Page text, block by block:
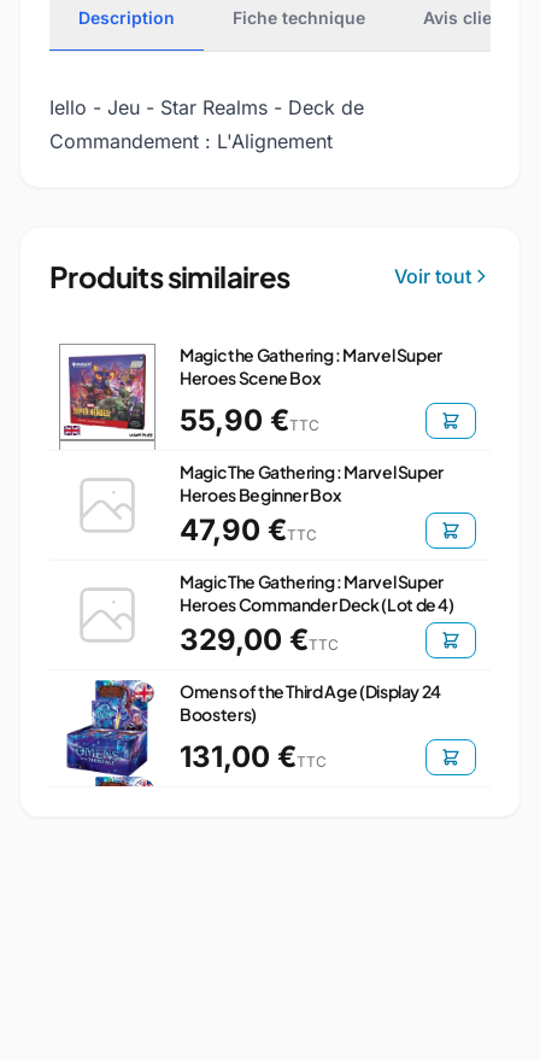
Description Fiche technique Avis clients
Iello - Jeu - Star Realms - Deck de
Commandement : L'Alignement
Produits similaires Voir tout
Magic the Gathering : Marvel Super
Heroes Scene Box
55,90 €TTC
Magic The Gathering : Marvel Super
Heroes Beginner Box
47,90 €TTC
Magic The Gathering : Marvel Super
Heroes Commander Deck (Lot de 4)
329,00 €TTC
Omens of the Third Age (Display 24
Boosters)
131,00 €TTC